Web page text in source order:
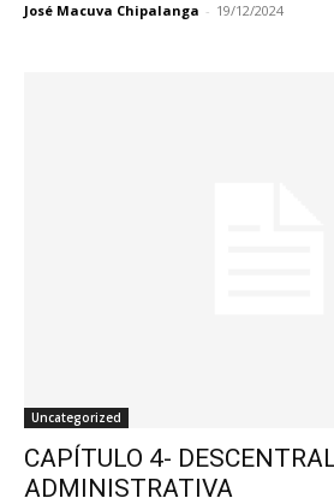
José Macuva Chipalanga - 19/12/2024
Uncategorized
CAPÍTULO 4-
ADMINISTRATIVA